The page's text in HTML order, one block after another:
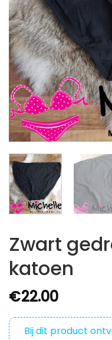
Zwart
katoen
€22.00
Bij dit product